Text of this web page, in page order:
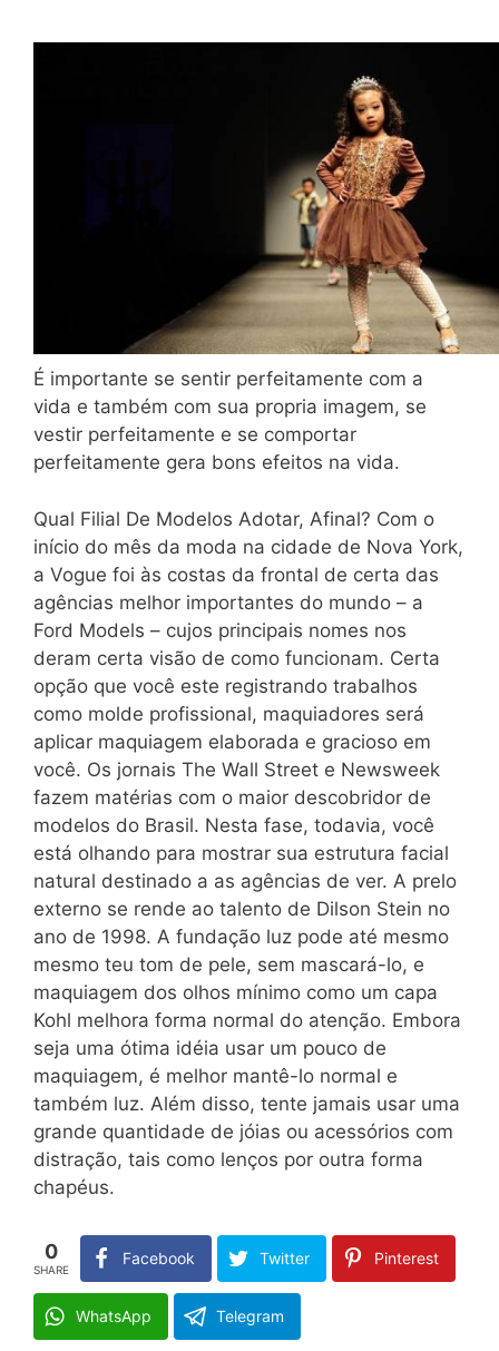
É importante se sentir perfeitamente com a
vida e também com sua propria imagem, se
vestir perfeitamente e se comportar
perfeitamente gera bons efeitos na vida.
Qual Filial De Modelos Adotar, Afinal? Com o
início do mês da moda na cidade de Nova York,
a Vogue foi às costas da frontal de certa das
agências melhor importantes do mundo – a
Ford Models – cujos principais nomes nos
deram certa visão de como funcionam. Certa
opção que você este registrando trabalhos
como molde profissional, maquiadores será
aplicar maquiagem elaborada e gracioso em
você. Os jornais The Wall Street e Newsweek
fazem matérias com o maior descobridor de
modelos do Brasil. Nesta fase, todavia, você
está olhando para mostrar sua estrutura facial
natural destinado a as agências de ver. A prelo
externo se rende ao talento de Dilson Stein no
ano de 1998. A fundação luz pode até mesmo
mesmo teu tom de pele, sem mascará-lo, e
maquiagem dos olhos mínimo como um capa
Kohl melhora forma normal do atenção. Embora
seja uma ótima idéia usar um pouco de
maquiagem, é melhor mantê-lo normal e
também luz. Além disso, tente jamais usar uma
grande quantidade de jóias ou acessórios com
distração, tais como lenços por outra forma
chapéus.
0
SHARE
Facebook Twitter Pinterest
WhatsApp Telegram